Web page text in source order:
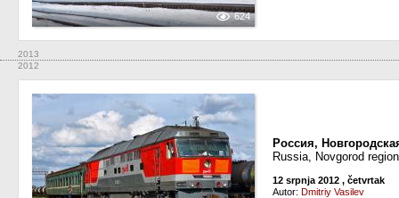
624
2013
2012
Россия,
Russia, Novgorod
12 srpnja 2012 , četvrtak
Autor: Dmitriy Vasilev